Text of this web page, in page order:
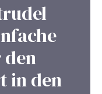
den
in den